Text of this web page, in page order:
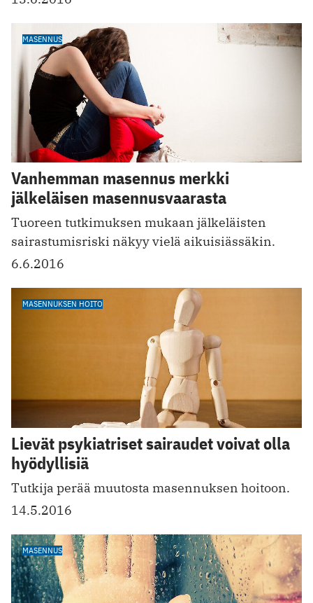
MASENNUS
Vanhemman masennus merkki
jälkeläisen masennusvaarasta
Tuoreen tutkimuksen mukaan jälkeläisten
sairastumisriski näkyy vielä aikuisiässäkin.
6.6.2016
MASENNUKSEN HOITO
Lievät psykiatriset sairaudet voivat olla
hyödyllisiä
Tutkija perää muutosta masennuksen hoitoon.
14.5.2016
MASENNUS